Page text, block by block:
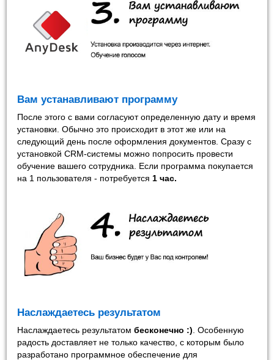
Вам устанавливают программу
После этого с вами согласуют определенную дату и время
установки. Обычно это происходит в этот же или на
следующий день после оформления документов. Сразу с
установкой CRM-системы можно попросить провести
обучение вашего сотрудника. Если программа покупается
на 1 пользователя - потребуется 1 час.
Наслаждаетесь результатом
Наслаждаетесь результатомбесконечно :) . Особенную
радость доставляет не только качество, с которым было
разработано программное обеспечение для